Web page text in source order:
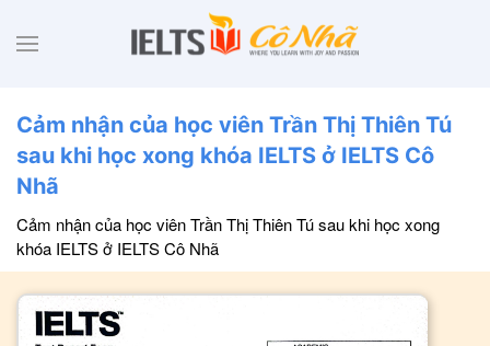
Cảm nhận của học viên Trần Thị Thiên Tú
sau khi học xong khóa IELTS ở IELTS Cô
Nhã
Cảm nhận của học viên Trần Thị Thiên Tú sau khi học xong
khóa IELTS ở IELTS Cô Nhã